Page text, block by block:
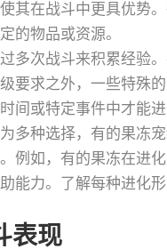
其在战斗中更具优势
的物品或资源。
多次战斗来积累经验
要求之外，一些特殊
间或特定事件中才能进
多种选择，有的果冻
例如，有的果冻在进
能力。了解每种进化
表现